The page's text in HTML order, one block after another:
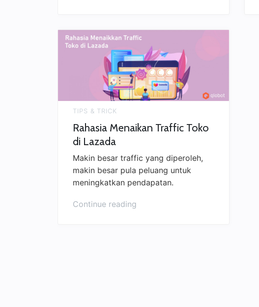
TIPS & TRICK
Rahasia Menaikan Traffic Toko
di Lazada
Makin besar traffic yang diperoleh,
makin besar pula peluang untuk
meningkatkan pendapatan.
Continue reading